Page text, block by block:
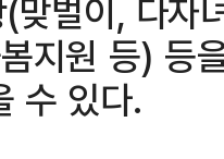
맞벌이, 다자
지원 등) 등
수 있다.